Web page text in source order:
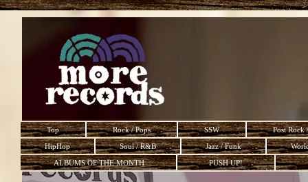
Top Rock / Pops SSW
Post Rock
HipHop
Soul / R&B Jazz / Funk
ALBUMS OF THE MONTH
PUSH UP!